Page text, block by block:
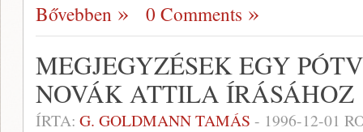
Bővebben 0 Comments
MEGJEGYZÉSEK EGY
NOVÁK ATTILA ÍRÁSÁHOZ
ÍRTA: G. GOLDMANN TAMÁS - 1996-12-01